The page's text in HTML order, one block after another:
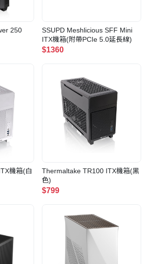
250
SSUPD Meshlicious SFF Mini
ITX機箱(附帶PCIe 5.0延長線)
$1360
機箱(白
Thermaltake TR100 ITX機箱(黑
色)
$799